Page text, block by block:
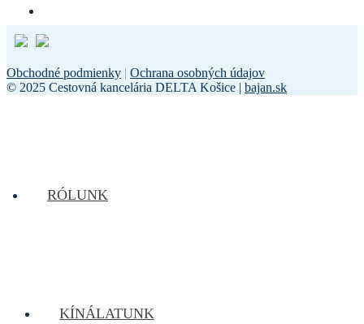
RÓLUNK
KÍNÁLATUNK
Obchodné podmienky | Ochrana osobných údajov
© 2025 Cestovná kancelária DELTA Košice | bajan.sk